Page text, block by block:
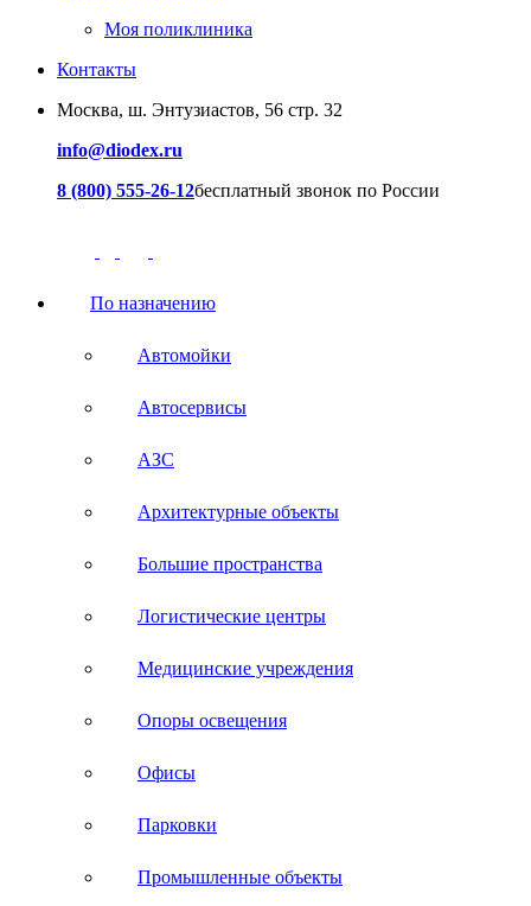
Моя поликлиника
Контакты
Москва, ш. Энтузиастов, 56 стр. 32
info@diodex.ru
8 (800) 555-26-12бесплатный звонок по России
По назначению
Автомойки
Автосервисы
АЗС
Архитектурные объекты
Большие пространства
Логистические центры
Медицинские учреждения
Опоры освещения
Офисы
Парковки
Промышленные объекты